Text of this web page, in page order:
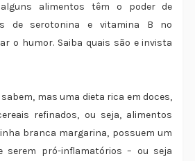
alguns alimentos têm o poder de
de serotonina e vitamina B no
o humor. Saiba quais são e invista
mas uma dieta rica em doces,
refinados, ou seja, alimentos
branca margarina, possuem um
serem pró-inflamatórios – ou seja